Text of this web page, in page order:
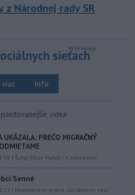
z Národnej rady SR
sieťach
Info
videá
UKÁZALA, PREČO MIGRAČNÝ
| Šutaj Eštok Matúš | 4 zobrazení
Senné
| Ministerstvo práce, sociálnych vecí